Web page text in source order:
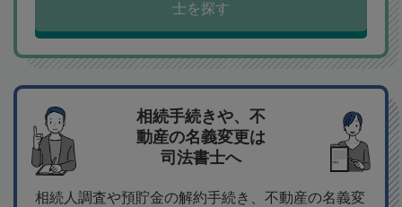
士を探す
相続手続きや、不
動産の名義変更は
司法書士へ
相続人調査や預貯金の解約手続き、不動産の名義変